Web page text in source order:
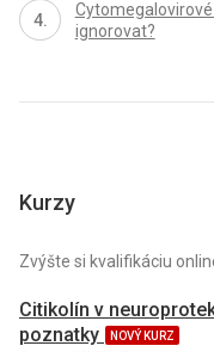
ignorovat?
Kurzy
Zvýšte si kvalifikáciu
Citikolín v
poznatky
NOVÝ KURZ